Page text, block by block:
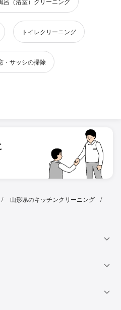
トイレクリーニング
・サッシの掃除
山形県のキッチンクリーニング